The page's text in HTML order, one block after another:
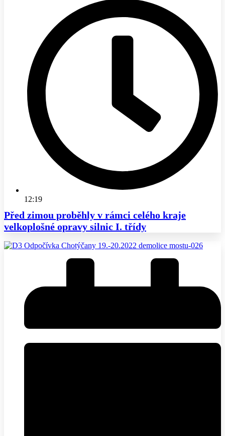
12:19
Před zimou proběhly v rámci celého kraje
velkoplošné opravy silnic I. třídy